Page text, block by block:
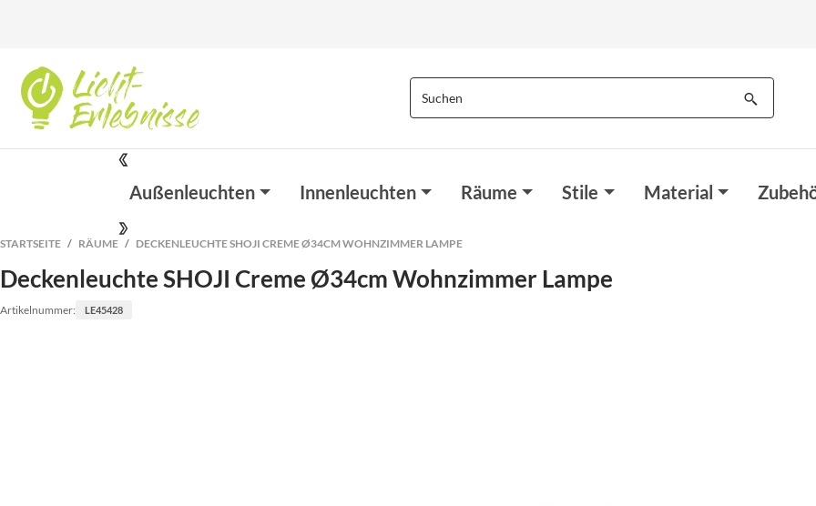
Außenleuchten Innenleuchten Räume Stile Material
STARTSEITE RÄUME DECKENLEUCHTE SHOJI CREME Ø34CM WOHNZIMMER LAMPE
Deckenleuchte SHOJI Creme Ø34cm Wohnzimmer Lampe
Artikelnummer: LE45428